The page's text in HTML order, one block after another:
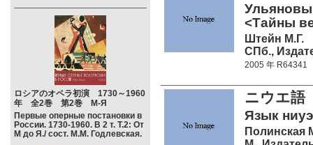
ロシアのオペラ初演 1730～1960
年 全2巻 第2巻 М-Я
Первые оперные постановки в
России. 1730-1960. В 2 т. Т.2: От
М до Я./ сост. М.М. Годлевская.
<Тайны
Штейн М.Г.
СПб.,
2005 年 R64341
ニウエ語
Язык
Полинская